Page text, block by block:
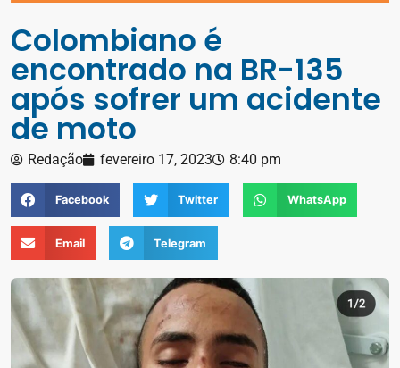
Colombiano é
encontrado na BR-135
após sofrer um acidente
de moto
Redação fevereiro 17, 2023 8:40 pm
Facebook Twitter WhatsApp
Email Telegram